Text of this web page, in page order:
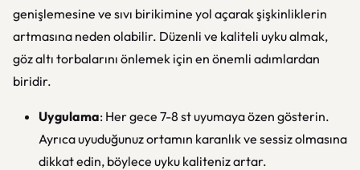
genişlemesine ve sıvı birikimine yol açarak şişkinliklerin
artmasına neden olabilir. Düzenli ve kaliteli uyku almak,
göz altı torbalarını önlemek için en önemli adımlardan
biridir.
Uygulama: Her gece 7-8 st uyumaya özen gösterin.
Ayrıca uyuduğunuz ortamın karanlık ve sessiz olmasına
dikkat edin, böylece uyku kaliteniz artar.